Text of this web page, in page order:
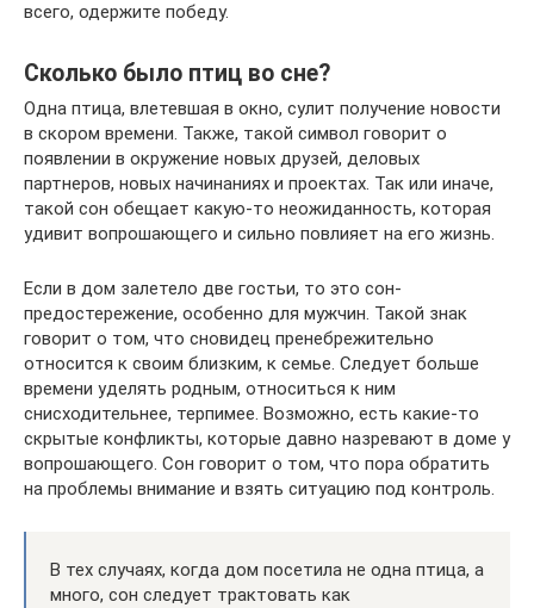
всего, одержите победу.
Сколько было птиц во сне?
Одна птица, влетевшая в окно, сулит получение новости
в скором времени. Также, такой символ говорит о
появлении в окружение новых друзей, деловых
партнеров, новых начинаниях и проектах. Так или иначе,
такой сон обещает какую-то неожиданность, которая
удивит вопрошающего и сильно повлияет на его жизнь.
Если в дом залетело две гостьи, то это сон-
предостережение, особенно для мужчин. Такой знак
говорит о том, что сновидец пренебрежительно
относится к своим близким, к семье. Следует больше
времени уделять родным, относиться к ним
снисходительнее, терпимее. Возможно, есть какие-то
скрытые конфликты, которые давно назревают в доме у
вопрошающего. Сон говорит о том, что пора обратить
на проблемы внимание и взять ситуацию под контроль.
В тех случаях, когда дом посетила не одна птица, а
много, сон следует трактовать как